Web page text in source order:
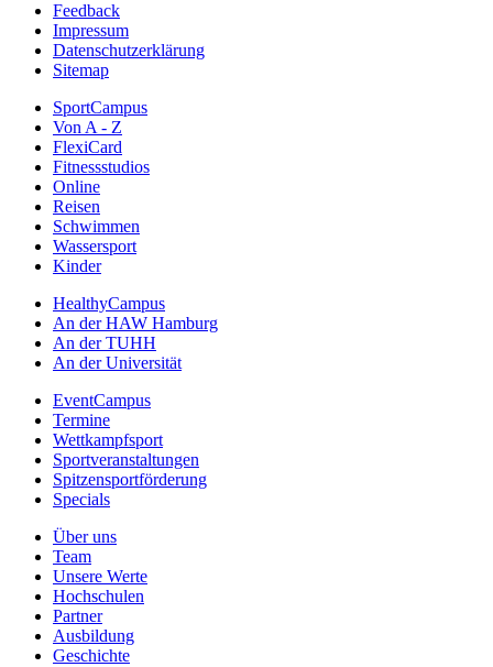
Feedback
Impressum
Datenschutzerklärung
Sitemap
SportCampus
Von A - Z
FlexiCard
Fitnessstudios
Online
Reisen
Schwimmen
Wassersport
Kinder
HealthyCampus
An der HAW Hamburg
An der TUHH
An der Universität
EventCampus
Termine
Wettkampfsport
Sportveranstaltungen
Spitzensportförderung
Specials
Über uns
Team
Unsere Werte
Hochschulen
Partner
Ausbildung
Geschichte